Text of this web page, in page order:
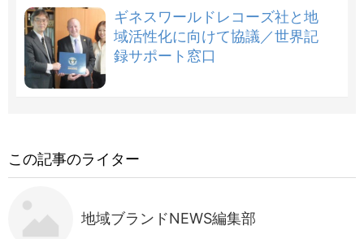
ギネスワールドレコーズ社と地
域活性化に向けて協議／世界記
録サポート窓口
この記事のライター
地域ブランドNEWS編集部